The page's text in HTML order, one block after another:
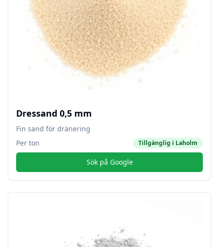
Dressand 0,5 mm
Fin sand för dränering
Per ton
Tillgänglig i Laholm
Sök på Google